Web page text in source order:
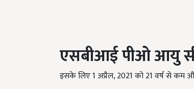
एसबीआई पीओ आयु
इसके लिए 1 अप्रैल, 2021 को 21 वर्ष से कम